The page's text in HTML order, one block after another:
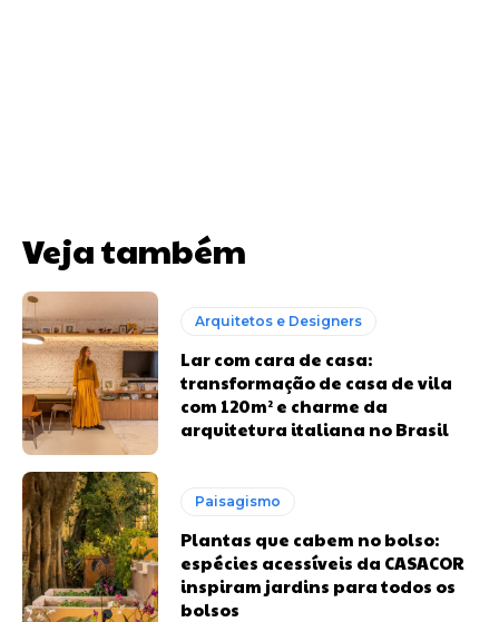
Veja também
Arquitetos e Designers
Lar com cara de casa:
transformação de casa de vila
com 120m² e charme da
arquitetura italiana no Brasil
Paisagismo
Plantas que cabem no bolso:
espécies acessíveis da CASACOR
inspiram jardins para todos os
bolsos